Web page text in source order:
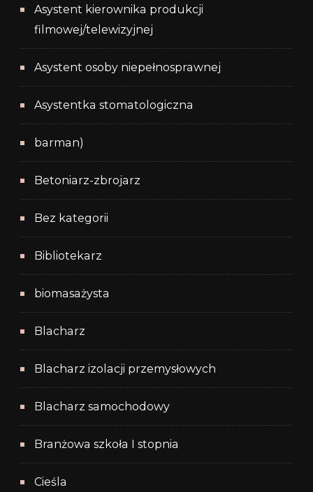
Asystent kierownika produkcji
filmowej/telewizyjnej
Asystent osoby niepełnosprawnej
Asystentka stomatologiczna
barman)
Betoniarz-zbrojarz
Bez kategorii
Bibliotekarz
biomasażysta
Blacharz
Blacharz izolacji przemysłowych
Blacharz samochodowy
Branżowa szkoła I stopnia
Cieśla